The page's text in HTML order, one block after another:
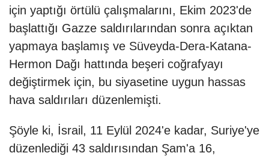
için yaptığı örtülü çalışmalarını, Ekim 2023'de
başlattığı Gazze saldırılarından sonra açıktan
yapmaya başlamış ve Süveyda-Dera-Katana-
Hermon Dağı hattında beşeri coğrafyayı
değiştirmek için, bu siyasetine uygun hassas
hava saldırıları düzenlemişti.
Şöyle ki, İsrail, 11 Eylül 2024'e kadar, Suriye'ye
düzenlediği 43 saldırısından Şam'a 16,